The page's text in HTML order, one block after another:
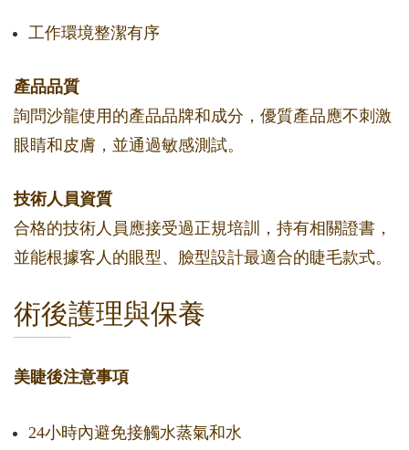
工作環境整潔有序
產品品質
詢問沙龍使用的產品品牌和成分，優質產品應不刺激
眼睛和皮膚，並通過敏感測試。
技術人員資質
合格的技術人員應接受過正規培訓，持有相關證書，
並能根據客人的眼型、臉型設計最適合的睫毛款式。
術後護理與保養
美睫後注意事項
24小時內避免接觸水蒸氣和水